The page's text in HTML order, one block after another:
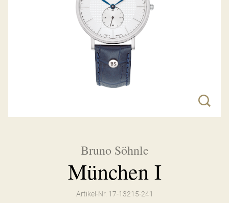
Bruno Söhnle
München I
Artikel-Nr. 17-13215-241